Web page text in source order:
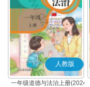
人教版
一年级道德与法治上册(2024